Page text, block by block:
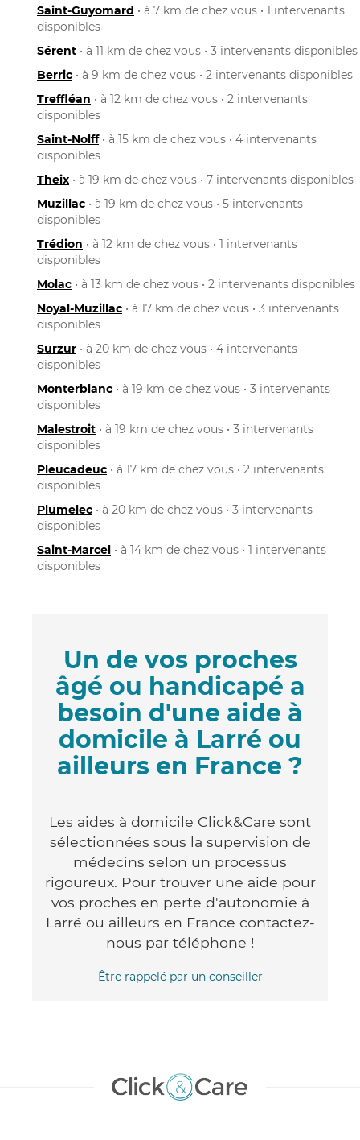
Saint-Guyomard • à 7 km de chez vous • 1 intervenants
disponibles
Sérent • à 11 km de chez vous • 3 intervenants disponibles
Berric • à 9 km de chez vous • 2 intervenants disponibles
Treffléan • à 12 km de chez vous • 2 intervenants
disponibles
Saint-Nolff• à 15 km de chez vous • 4 intervenants
disponibles
Theix • à 19 km de chez vous • 7 intervenants disponibles
Muzillac • à 19 km de chez vous • 5 intervenants
disponibles
Trédion • à 12 km de chez vous • 1 intervenants
disponibles
Molac • à 13 km de chez vous • 2 intervenants disponibles
Noyal-Muzillac • à 17 km de chez vous • 3 intervenants
disponibles
Surzur • à 20 km de chez vous • 4 intervenants
disponibles
Monterblanc • à 19 km de chez vous • 3 intervenants
disponibles
Malestroit • à 19 km de chez vous • 3 intervenants
disponibles
Pleucadeuc • à 17 km de chez vous • 2 intervenants
disponibles
Plumelec • à 20 km de chez vous • 3 intervenants
disponibles
Saint-Marcel • à 14 km de chez vous • 1 intervenants
disponibles
Un de vos proches
âgé ou handicapé a
besoin d'une aide à
domicile à Larré ou
ailleurs en France ?
Les aides à domicile Click&Care sont
sélectionnées sous la supervision de
médecins selon un processus
rigoureux. Pour trouver une aide pour
vos proches en perte d'autonomie à
Larré ou ailleurs en France contactez-
nous par téléphone !
Être rappelé par un conseiller